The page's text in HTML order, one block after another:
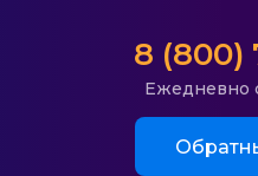
8 (800)
Ежедневно